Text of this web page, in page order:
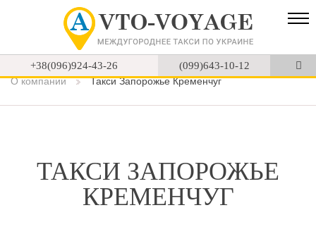
+38(096)924-43-26
(099)643-10-12
О компании
Такси Запорожье Кременчуг
ТАКСИ ЗАПОРОЖЬЕ
КРЕМЕНЧУГ